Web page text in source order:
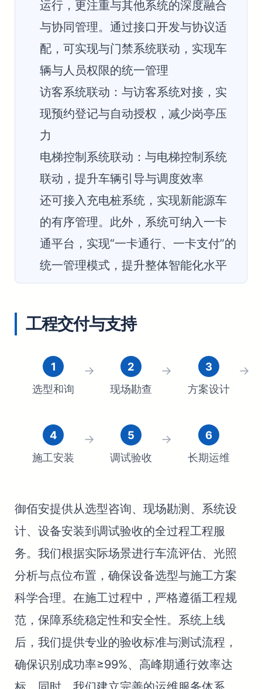
运行，更注重与其他系统的深度融合
与协同管理。通过接口开发与协议适
配，可实现与门禁系统联动，实现车
辆与人员权限的统一管理
访客系统联动：与访客系统对接，实
现预约登记与自动授权，减少岗亭压
力
电梯控制系统联动：与电梯控制系统
联动，提升车辆引导与调度效率
还可接入充电桩系统，实现新能源车
的有序管理。此外，系统可纳入一卡
通平台，实现“一卡通行、一卡支付”的
统一管理模式，提升整体智能化水平
工程交付与支持
1
选型和询
→
2
现场勘查
→
3
方案设计
→
4
施工安装
→
5
调试验收
→
6
长期运维
御佰安提供从选型咨询、现场勘测、系统设
计、设备安装到调试验收的全过程工程服
务。我们根据实际场景进行车流评估、光照
分析与点位布置，确保设备选型与施工方案
科学合理。在施工过程中，严格遵循工程规
范，保障系统稳定性和安全性。系统上线
后，我们提供专业的验收标准与测试流程，
确保识别成功率≥99%、高峰期通行效率达